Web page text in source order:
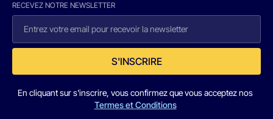
RECEVEZ NOTRE NEWSLETTER
S'INSCRIRE
En cliquant sur s'inscrire, vous confirmez que vous acceptez nos
Termes et Conditions